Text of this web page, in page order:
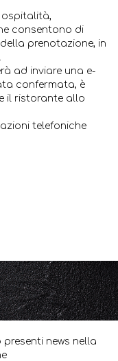
ospitalità,
consentono di
prenotazione, in
ad inviare una e-
confermata, è
il ristorante allo
telefoniche
news nella